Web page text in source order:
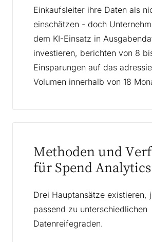
Einkaufsleiter ihre Daten als
einschätzen - doch
dem KI-Einsatz in
investieren, berichten von 8
Einsparungen auf das
Volumen innerhalb von 18
Methoden und
für Spend Analytics
Drei Hauptansätze existieren,
passend zu unterschiedlichen
Datenreifegraden.